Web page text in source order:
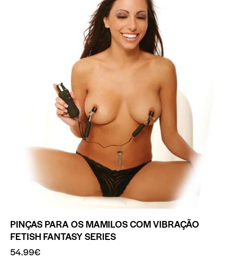
PINÇAS PARA OS MAMILOS COM VIBRAÇÃO
FETISH FANTASY SERIES
54.99€